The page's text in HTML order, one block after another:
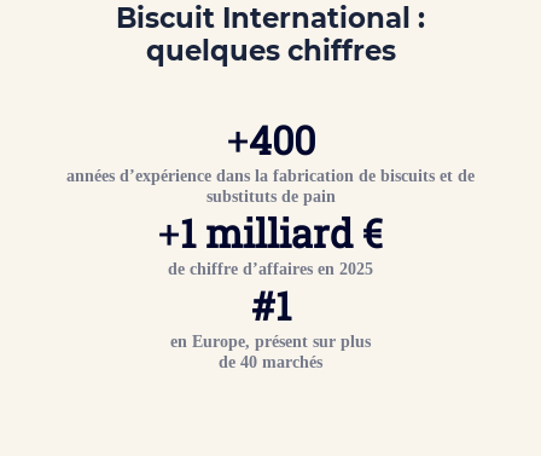
Biscuit International :
quelques chiffres
+400
années d’expérience dans la fabrication de biscuits et de
substituts de pain
+1milliard €
de chiffre d’affaires en 2025
#1
en Europe, présent sur plus
de 40 marchés